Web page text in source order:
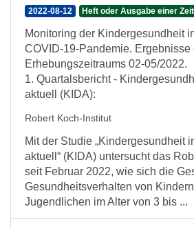
2022-08-12 Heft oder Ausgabe einer
Monitoring der Kindergesundheit
COVID-19-Pandemie. Ergebnisse
Erhebungszeitraums 02-05/2022.
1. Quartalsbericht -
aktuell (KIDA):
Robert Koch-Institut
Mit der Studie „Kindergesundheit
aktuell“ (KIDA) untersucht das
seit Februar 2022, wie sich die
Gesundheitsverhalten von
Jugendlichen im Alter von 3 bis ...